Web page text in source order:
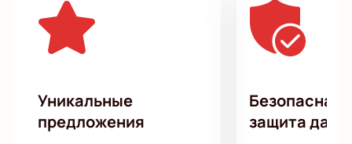
исполнении в числе первых. Подарите себе заряд
положительной энергии и отличного настроения,
посетив первоклассное шоу, подготовленное для
Уникальные
предложения
Безопасная
защита